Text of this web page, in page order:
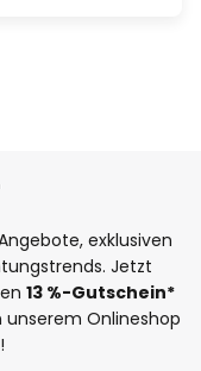
exklusiven
Jetzt
13 %-Gutschein*
unserem Onlineshop